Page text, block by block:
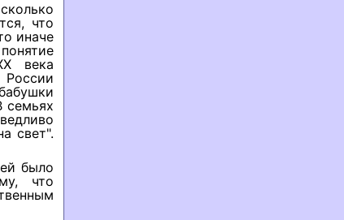
что
иначе
века
семьях
свет".
было
что